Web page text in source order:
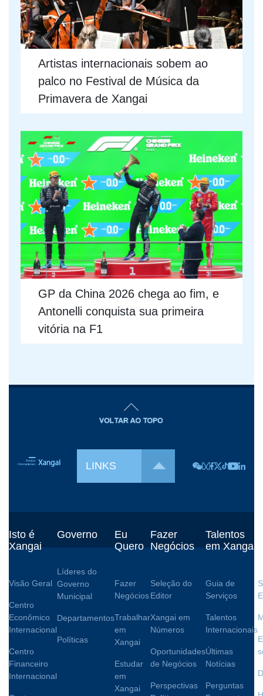
Artistas internacionais sobem ao
palco no Festival de Música da
Primavera de Xangai
GP da China 2026 chega ao fim, e
Antonelli conquista sua primeira
vitória na F1
LINKS
Isto é
Xangai
Visão Geral
Centro
Econômico
Internacional
Centro
Financeiro
Internacional
Governo
Líderes do
Governo
Municipal
Departamentos
Políticas
Eu
Quero
Fazer
Negócios
Trabalhar
em
Xangai
Estudar
em
Xangai
Fazer
Negócios
Seleção do
Editor
Xangai em
Números
Oportunidades
de Negócios
Perspectivas
Talentos
em Xangai
Guia de
Serviços
Talentos
Internacionais
Últimas
Notícias
Perguntas